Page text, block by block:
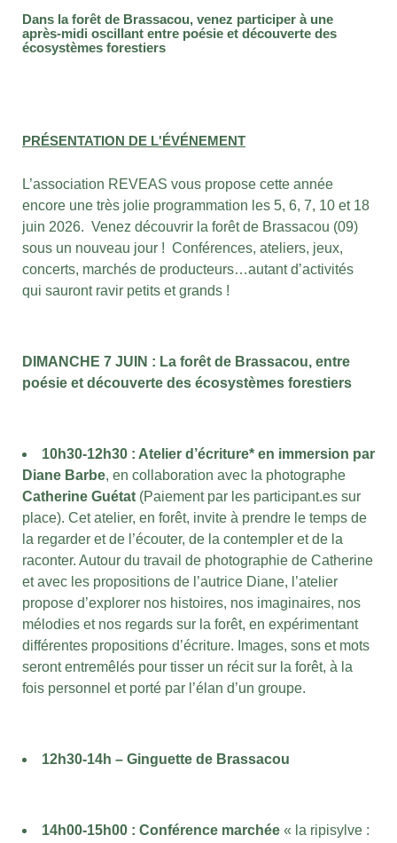
Dans la forêt de Brassacou, venez participer à une
après-midi oscillant entre poésie et découverte des
écosystèmes forestiers
PRÉSENTATION DE L'ÉVÉNEMENT
L’association REVEAS vous propose cette année
encore une très jolie programmation les 5, 6, 7, 10 et 18
juin 2026. Venez découvrir la forêt de Brassacou (09)
sous un nouveau jour ! Conférences, ateliers, jeux,
concerts, marchés de producteurs…autant d’activités
qui sauront ravir petits et grands !
DIMANCHE 7 JUIN : La forêt de Brassacou, entre
poésie et découverte des écosystèmes forestiers
10h30-12h30 : Atelier d’écriture* en immersion par
Diane Barbe, en collaboration avec la photographe
Catherine Guétat (Paiement par les participant.es sur
place). Cet atelier, en forêt, invite à prendre le temps de
la regarder et de l’écouter, de la contempler et de la
raconter. Autour du travail de photographie de Catherine
et avec les propositions de l’autrice Diane, l’atelier
propose d’explorer nos histoires, nos imaginaires, nos
mélodies et nos regards sur la forêt, en expérimentant
différentes propositions d’écriture. Images, sons et mots
seront entremêlés pour tisser un récit sur la forêt, à la
fois personnel et porté par l’élan d’un groupe.
12h30-14h – Ginguette de Brassacou
14h00-15h00 : Conférence marchée « la ripisylve :